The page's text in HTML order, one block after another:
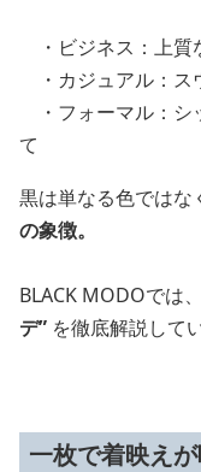
・ビジネス：上質
・カジュアル：ス
・フォーマル：シ
て
黒は単なる色ではな
の象徴。
BLACK MODOでは、
デ” を徹底解説して
一枚で着映え